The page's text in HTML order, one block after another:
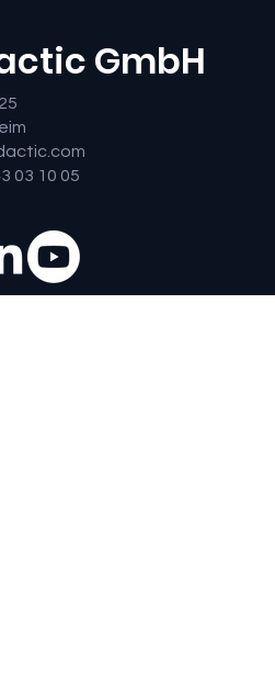
GmbH
03 10 05